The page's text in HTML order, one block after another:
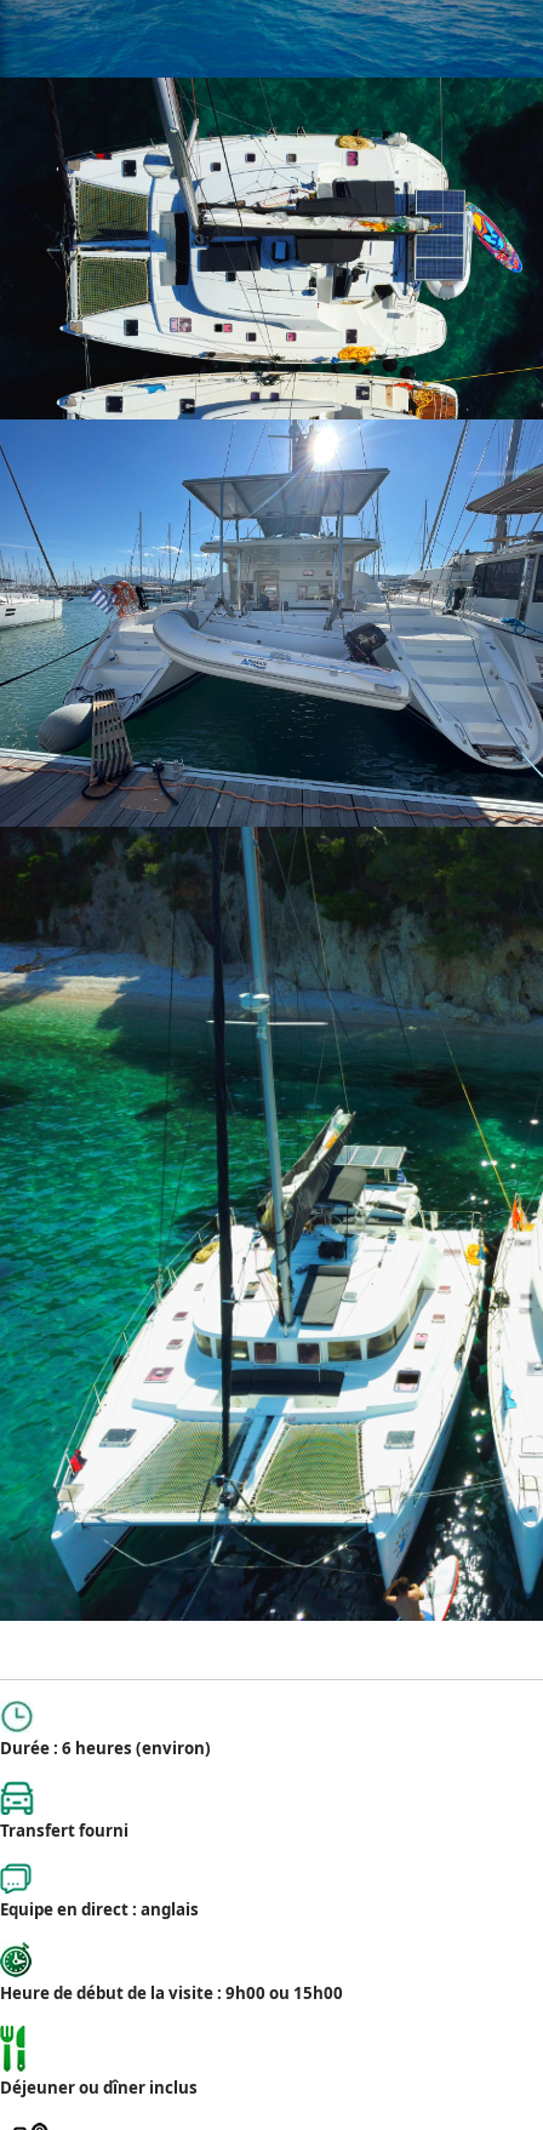
Durée : 6 heures (environ)
Transfert fourni
Equipe en direct : anglais
Heure de début de la visite : 9h00 ou 15h00
Déjeuner ou dîner inclus